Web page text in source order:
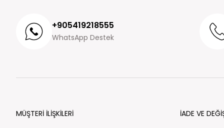
+905419218555
WhatsApp Destek
MÜŞTERİ İLİŞKİLERİ İADE VE